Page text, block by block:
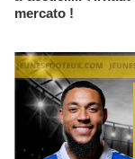
mercato !